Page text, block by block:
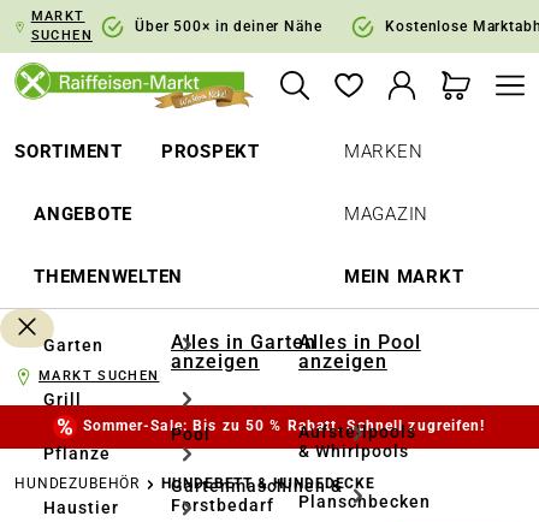
Zur Hauptnavigation springen
MARKT
SUCHEN
Über 500× in deiner Nähe Kostenlose
SORTIMENT PROSPEKT
ANGEBOTE
THEMENWELTEN
MARKEN
MAGAZIN
MEIN MARKT
Garten
Grill
Pflanze
Haustier
Alles in Garten
anzeigen
Pool
Gartenmaschinen &
Forstbedarf
Alles in Pool
anzeigen
Aufstellpools
& Whirlpools
Planschbecken
MARKT SUCHEN
Sommer-Sale: Bis zu 50 % Rabatt. Schnell zugreifen!
HUNDEZUBEHÖR HUNDEBETT & HUNDEDECKE